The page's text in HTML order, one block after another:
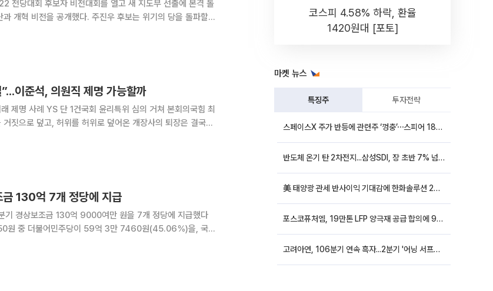
전당대회 후보자 비전대회를 열고 새 지도부 선출에 본격 돌
다. 주진우 후보는 위기의 당을 돌파할
방 청년 발탁·당직의
이준석, 의원직 제명 가능할까
제명 사례 YS 단 1건국회 윤리특위 심의 거쳐 본회의국힘 최
130억 7개 정당에 지급
기 경상보조금 130억 9000여만 원을 7개 정당에 지급했다
코스피 4.58% 하락, 환율
1420원대 [포토]
마켓 뉴스
특징주 투자전략
스페이스X 주가 반등에 관련주 ‘껑충’⋯스피어 18%ㆍ에이치브이엠 12%↑
반도체 온기 탄 2차전지...삼성SDI, 장 초반 7% 넘게 껑충
美 태양광 관세 반사이익 기대감에 한화솔루션 20%대·OCI홀딩스 14%대 급등
포스코퓨처엠, 19만톤 LFP 양극재 공급 합의에 9%대 강세
고려아연, 106분기 연속 흑자...2분기 '어닝 서프라이즈'에 장 초반 12%대 강세